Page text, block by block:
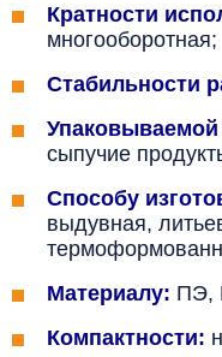
Кратности
многооборотная;
Стабильности
сыпучие
Способу
выдувная,
Материалу: ПЭ,
Компактности: